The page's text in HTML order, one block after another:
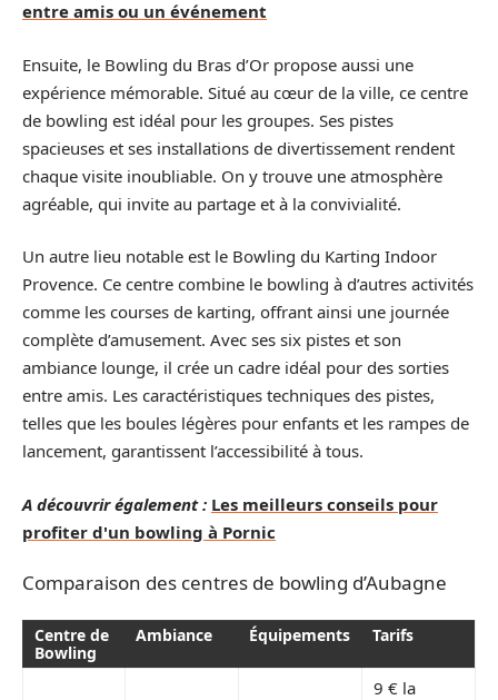
entre amis ou un événement
Ensuite, le Bowling du Bras d’Or propose aussi une
expérience mémorable. Situé au cœur de la ville, ce centre
de bowling est idéal pour les groupes. Ses pistes
spacieuses et ses installations de divertissement rendent
chaque visite inoubliable. On y trouve une atmosphère
agréable, qui invite au partage et à la convivialité.
Un autre lieu notable est le Bowling du Karting Indoor
Provence. Ce centre combine le bowling à d’autres activités
comme les courses de karting, offrant ainsi une journée
complète d’amusement. Avec ses six pistes et son
ambiance lounge, il crée un cadre idéal pour des sorties
entre amis. Les caractéristiques techniques des pistes,
telles que les boules légères pour enfants et les rampes de
lancement, garantissent l’accessibilité à tous.
A découvrir également : Les meilleurs conseils pour
profiter d'un bowling à Pornic
Comparaison des centres de bowling d’Aubagne
Centre de
Bowling
Ambiance Équipements Tarifs
9 € la